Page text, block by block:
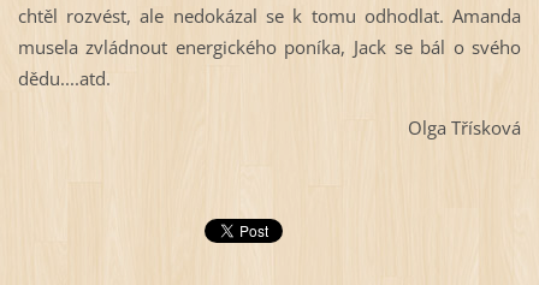
chtěl rozvést, ale nedokázal se k tomu odhodlat. Amanda
musela zvládnout energického poníka, Jack se bál o svého
dědu....atd.
Olga Třísková